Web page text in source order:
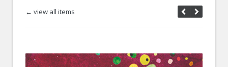
← view all items